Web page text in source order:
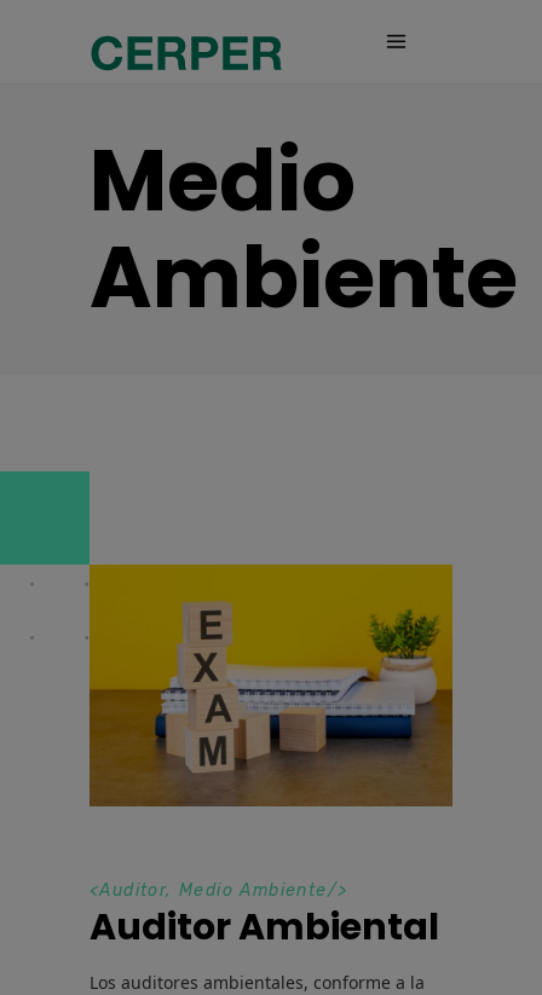
Medio
Ambiente
<Auditor,Medio Ambiente/>
Auditor Ambiental
Los auditores ambientales, conforme a la